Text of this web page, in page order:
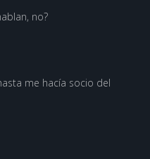
no?
me hacía socio del